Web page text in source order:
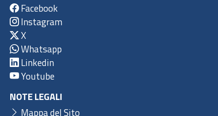
Facebook
Instagram
X
Whatsapp
Linkedin
Youtube
NOTE LEGALI
Mappa del Sito